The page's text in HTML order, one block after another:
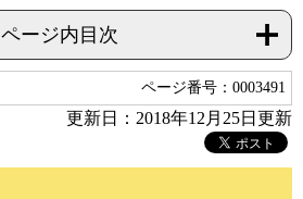
ページ内目次
ページ番号：0003491
更新日：2018年12月25日更新